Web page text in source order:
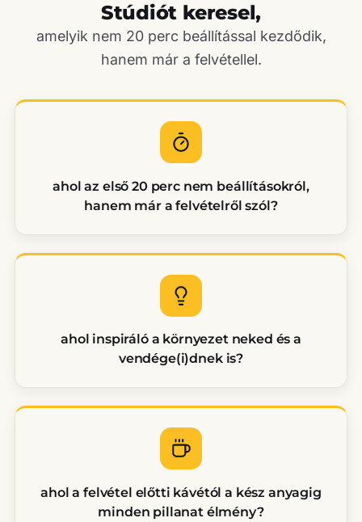
Stúdiót keresel,
amelyik nem 20 perc beállítással kezdődik,
hanem már a felvétellel.
ahol az első 20 perc nem beállításokról,
hanem már a felvételről szól?
ahol inspiráló a környezet neked és a
vendége(i)dnek is?
ahol a felvétel előtti kávétól a kész anyagig
minden pillanat élmény?